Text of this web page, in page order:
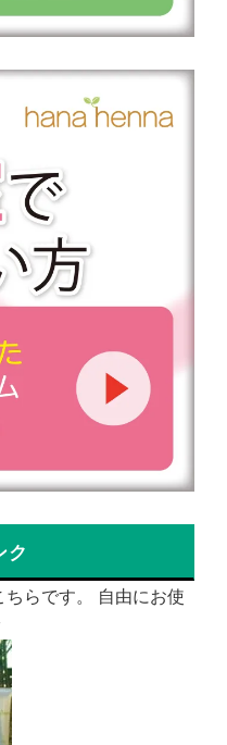
ク
らです。 自由にお使